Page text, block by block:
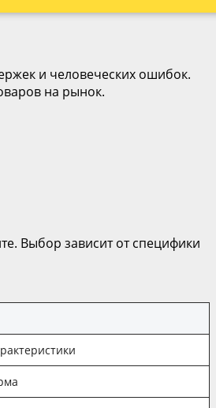
и человеческих ошибок.
на рынок.
Выбор зависит от специфики